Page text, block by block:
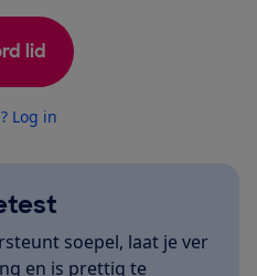
lid
Log in
soepel, laat je ver
en is prettig te